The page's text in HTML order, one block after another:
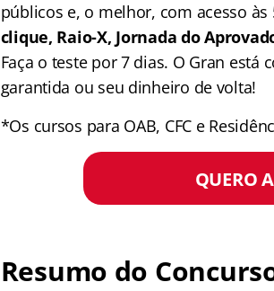
públicos e, o melhor, com acesso
clique, Raio-X, Jornada do
Faça o teste por 7 dias. O Gran
garantida ou seu dinheiro de volta!
*Os cursos para OAB, CFC e
QUERO
Resumo do